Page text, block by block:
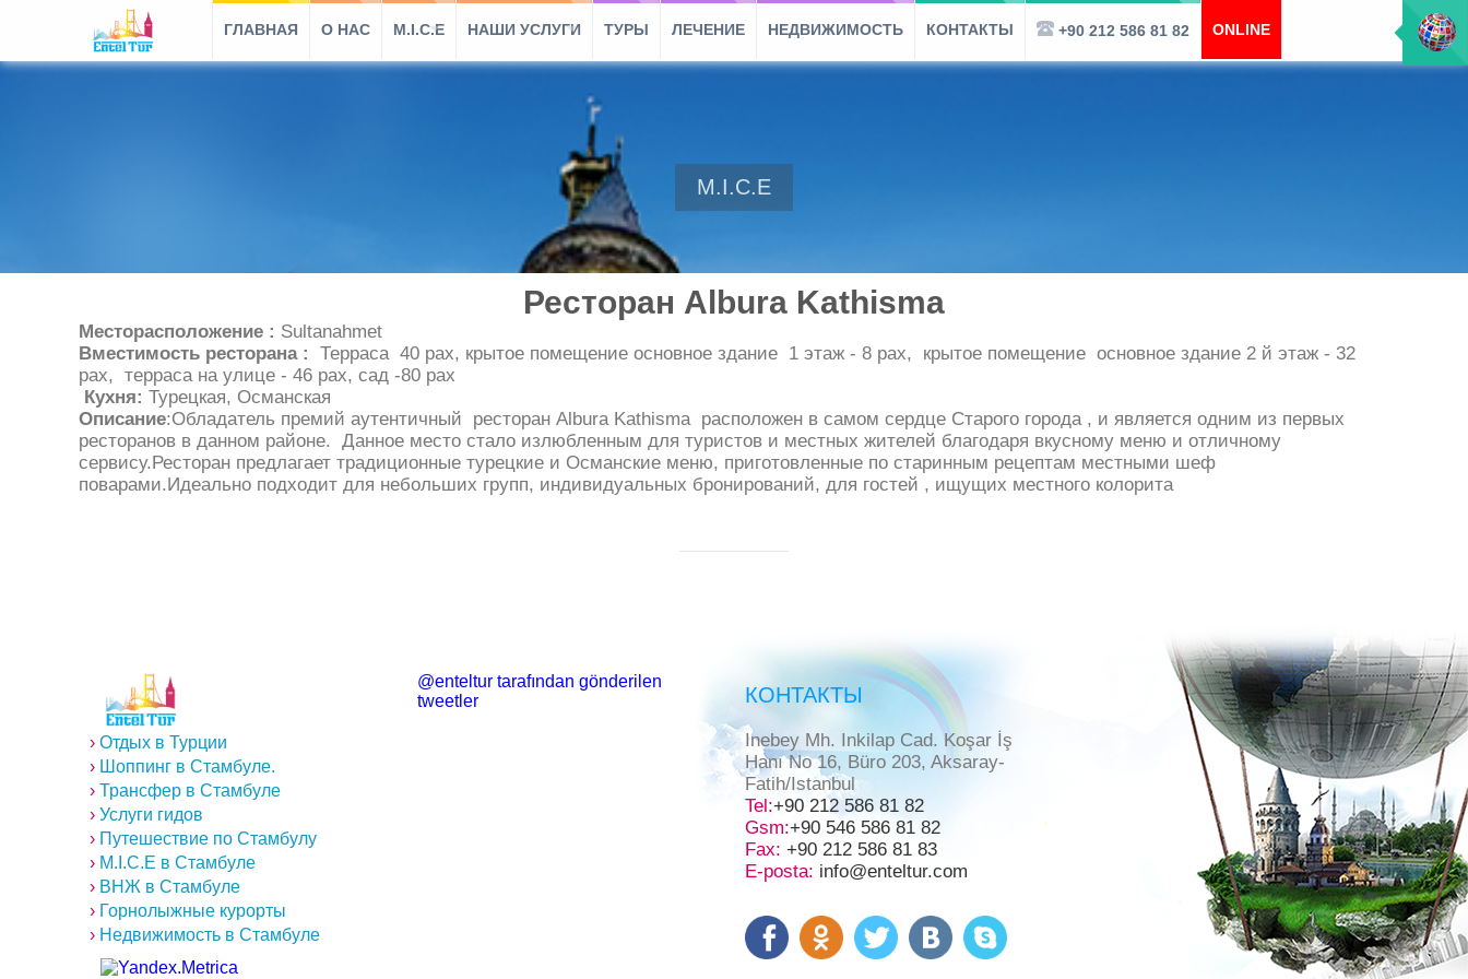
ГЛАВНАЯ O HAC M.I.C.E НАШИ УСЛУГИ ТУРЫ ЛЕЧЕНИЕ НЕДВИЖИМОСТЬ КОНТАКТЫ +90 212 586 81 82 ONLINE
M.I.C.E
Ресторан Albura Kathisma
Месторасположение : Sultanahmet
Вместимость ресторана : Терраса 40 pax, крытое помещение основное здание 1 этаж - 8 pax, крытое помещение основное здание 2 й этаж - 32
pax, терраса на улице - 46 pax, сад -80 pax
Кухня: Турецкая, Османская
Описание:Обладатель премий аутентичный ресторан Albura Kathisma расположен в самом сердце Старого города , и является одним из первых
ресторанов в данном районе. Данное место стало излюбленным для туристов и местных жителей благодаря вкусному меню и отличному
сервису.Ресторан предлагает традиционные турецкие и Османские меню, приготовленные по старинным рецептам местными шеф
поварами.Идеально подходит для небольших групп, индивидуальных бронирований, для гостей , ищущих местного колорита
› Отдых в Турции
› Шоппинг в Стамбуле.
› Трансфер в Стамбуле
› Услуги гидов
› Путешествие по Стамбулу
› M.I.C.E в Стамбуле
› ВНЖ в Стамбуле
› Горнолыжные курорты
› Недвижимость в Стамбуле
@enteltur tarafından gönderilen
tweetler
КОНТАКТЫ
Inebey Mh. Inkilap Cad. Koşar İş
Hanı No 16, Büro 203, Aksaray-
Fatih/Istanbul
Tel:+90 212 586 81 82
Gsm:+90 546 586 81 82
Fax: +90 212 586 81 83
E-posta: info@enteltur.com